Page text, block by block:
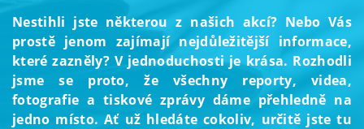
Nestihli jste některou z našich akcí? Nebo Vás
prostě jenom zajímají nejdůležitější informace,
které zazněly? V jednoduchosti je krása. Rozhodli
jsme se proto, že všechny reporty, videa,
fotografie a tiskové zprávy dáme přehledně na
jedno místo. Ať už hledáte cokoliv, určitě jste tu